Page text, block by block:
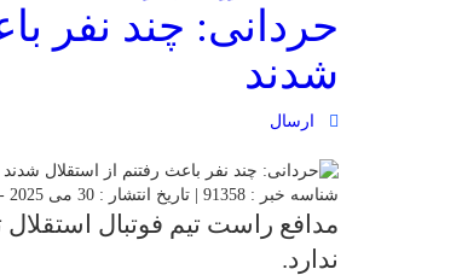
حردانی: چند نفر
شدند
ارسال
شناسه خبر : 91358 | تاریخ انتشار : 30 می 2025 - 1:13 | 65 بازدید | تعداد دیدگاه :
مدافع راست تیم فوتبال
ندارد.